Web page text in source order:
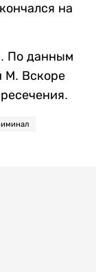
на
По данным
М. Вскоре